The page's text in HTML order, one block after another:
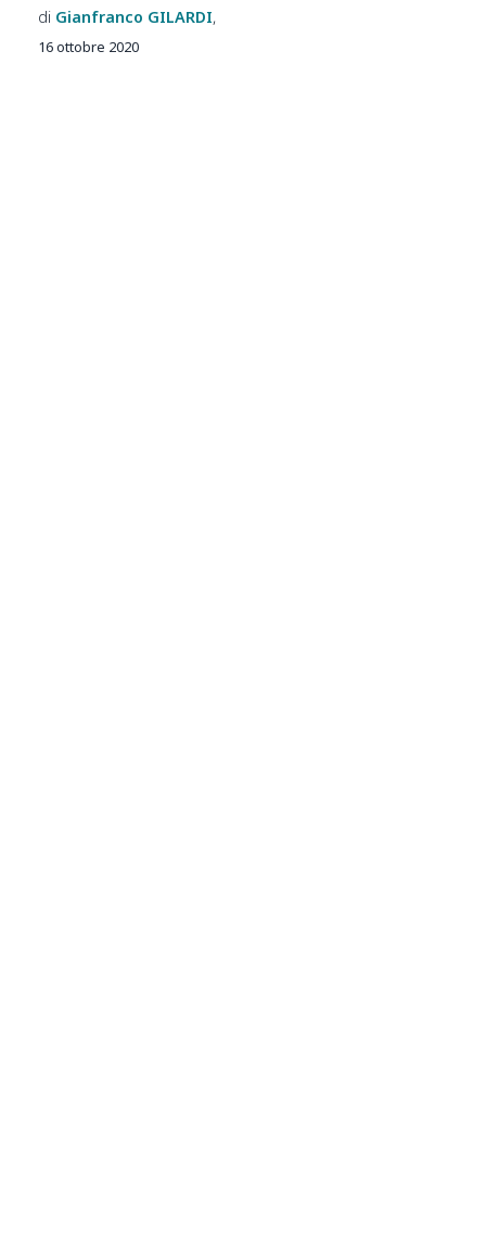
Gianfranco GILARDI
16 ottobre 2020